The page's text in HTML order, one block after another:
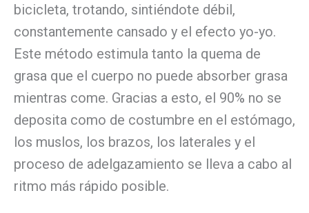
bicicleta, trotando, sintiéndote débil,
constantemente cansado y el efecto yo-yo.
Este método estimula tanto la quema de
grasa que el cuerpo no puede absorber grasa
mientras come. Gracias a esto, el 90% no se
deposita como de costumbre en el estómago,
los muslos, los brazos, los laterales y el
proceso de adelgazamiento se lleva a cabo al
ritmo más rápido posible.